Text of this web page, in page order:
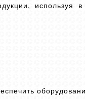
используя в